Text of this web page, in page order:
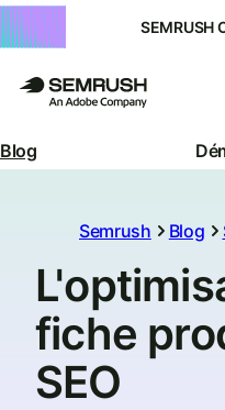
SEMRUSH
Blog
Semrush Blog
fiche
SEO